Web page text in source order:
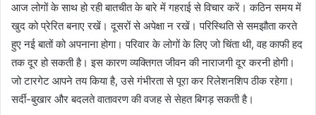
आज लोगों के साथ हो रही बातचीत के बारे में गहराई से विचार करें। कठिन समय में
खुद को प्रेरित बनाए रखें। दूसरों से अपेक्षा न रखें। परिस्थिति से समझौता करते
हुए नई बातों को अपनाना होगा। परिवार के लोगों के लिए जो चिंता थी, वह काफी हद
तक दूर हो सकती है। इस कारण व्यक्तिगत जीवन की नाराजगी दूर करनी होगी।
जो टारगेट आपने तय किया है, उसे गंभीरता से पूरा कर रिलेशनशिप ठीक रहेगा।
सर्दी-बुखार और बदलते वातावरण की वजह से सेहत बिगड़ सकती है।